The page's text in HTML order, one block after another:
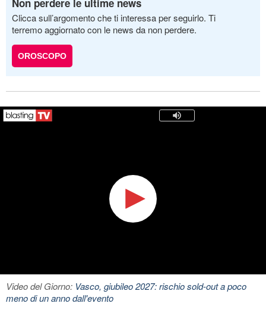
Clicca sull’argomento che ti interessa per seguirlo. Ti
terremo aggiornato con le news da non perdere.
OROSCOPO
Video del Giorno: Vasco, giubileo 2027: rischio sold-out a poco
meno di un anno dall'evento